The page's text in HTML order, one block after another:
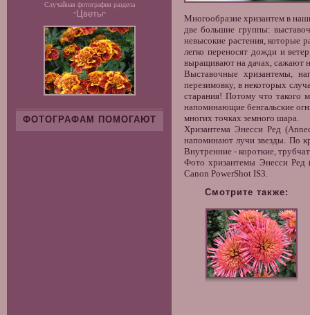
Случайная фотография раздела
"Цветы"
ФОТОГРАФАМ ПОМОГАЮТ
Многообразиехризантем в
две большие группы:
невысокие растения, которые
легко переносят дожди и
выращивают на дачах, сажают
Выставочные хризантемы,
перезимовку, в некоторых
старания! Потому что такого
напоминающие бенгальские
многих точках земного шара.
Хризантема Энесси Ред
напоминают лучи звезды. По
Внутренние - короткие,
Фото хризантемы Энесси Ред
Canon PowerShot IS3.
Смотрите также: